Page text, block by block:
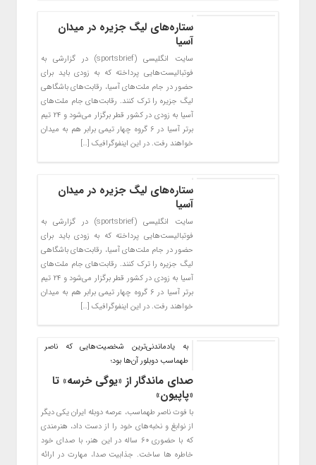
ستاره‌های لیگ جزیره در میدان
آسیا
سایت انگلیسی (sportsbrief) در گزارشی به
فوتبالیست‌هایی پرداخته که به زودی باید برای
حضور در جام ملت‌های آسیا، رقابت‌های باشگاهی
لیگ جزیره را ترک کنند. رقابت‌های جام ملت‌های
آسیا به زودی در کشور قطر برگزار می‌شود و ۲۴ تیم
برتر آسیا در ۶ گروه چهار تیمی برابر هم به میدان
خواهند رفت. در این اینفوگرافیک […]
ستاره‌های لیگ جزیره در میدان
آسیا
سایت انگلیسی (sportsbrief) در گزارشی به
فوتبالیست‌هایی پرداخته که به زودی باید برای
حضور در جام ملت‌های آسیا، رقابت‌های باشگاهی
لیگ جزیره را ترک کنند. رقابت‌های جام ملت‌های
آسیا به زودی در کشور قطر برگزار می‌شود و ۲۴ تیم
برتر آسیا در ۶ گروه چهار تیمی برابر هم به میدان
خواهند رفت. در این اینفوگرافیک […]
به یادماندنی‌ترین شخصیت‌هایی که ناصر
طهماسب دوبلور آن‌ها بود؛
صدای ماندگار از «یوگی خرسه» تا
«پاپیون»
با فوت ناصر طهماسب، عرصه دوبله ایران یکی دیگر
از نوابغ و نخبه‌های خود را از دست داد، هنرمندی
که با حضوری ۶۰ ساله در این هنر، با صدای خود
خاطره‌ ها ساخت. جذابیت صدا، مهارت در ارائه